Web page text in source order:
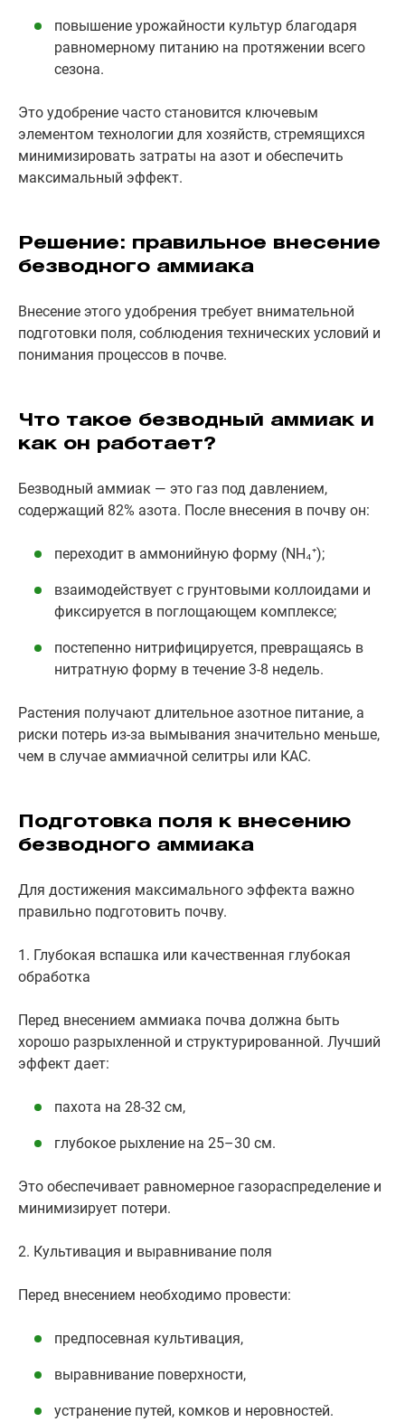
повышение урожайности культур благодаря
равномерному питанию на протяжении всего
сезона.
Это удобрение часто становится ключевым
элементом технологии для хозяйств, стремящихся
минимизировать затраты на азот и обеспечить
максимальный эффект.
Решение: правильное внесение
безводного аммиака
Внесение этого удобрения требует внимательной
подготовки поля, соблюдения технических условий и
понимания процессов в почве.
Что такое безводный аммиак и
как он работает?
Безводный аммиак — это газ под давлением,
содержащий 82% азота. После внесения в почву он:
переходит в аммонийную форму (NH₄⁺);
взаимодействует с грунтовыми коллоидами и
фиксируется в поглощающем комплексе;
постепенно нитрифицируется, превращаясь в
нитратную форму в течение 3-8 недель.
Растения получают длительное азотное питание, а
риски потерь из-за вымывания значительно меньше,
чем в случае аммиачной селитры или КАС.
Подготовка поля к внесению
безводного аммиака
Для достижения максимального эффекта важно
правильно подготовить почву.
1. Глубокая вспашка или качественная глубокая
обработка
Перед внесением аммиака почва должна быть
хорошо разрыхленной и структурированной. Лучший
эффект дает:
пахота на 28-32 см,
глубокое рыхление на 25–30 см.
Это обеспечивает равномерное газораспределение и
минимизирует потери.
2. Культивация и выравнивание поля
Перед внесением необходимо провести:
предпосевная культивация,
выравнивание поверхности,
устранение путей, комков и неровностей.